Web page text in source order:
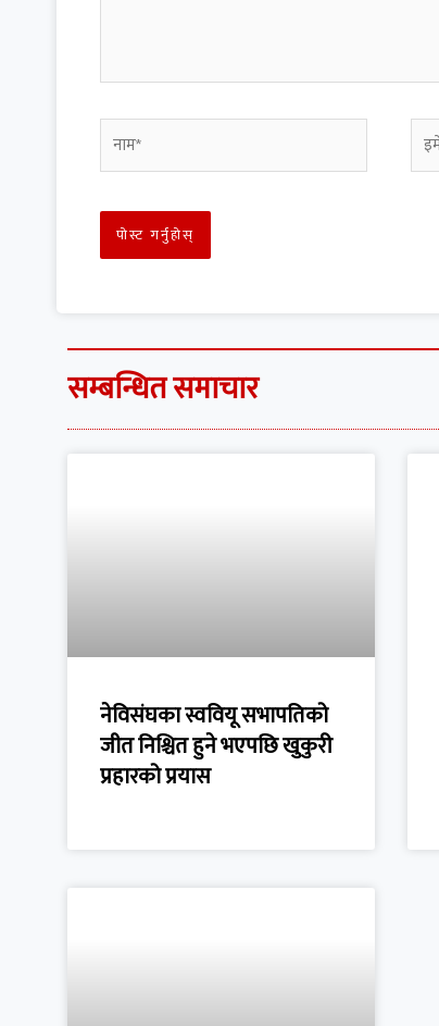
सम्बन्धित समाचार
नेविसंघका स्ववियू सभापतिको
जीत निश्चित हुने भएपछि खुकुरी
प्रहारको प्रयास